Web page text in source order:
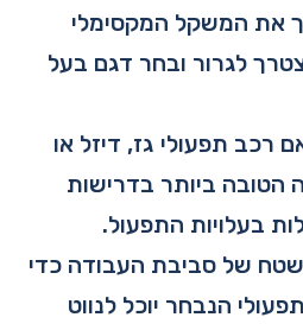
את המשקל המקסימלי
לגרור ובחר דגם בעל
רכב תפעולי גז, דיזל או
הטובה ביותר בדרישות
בעלויות התפעול.
של סביבת העבודה כדי
הנבחר יוכל לנווט